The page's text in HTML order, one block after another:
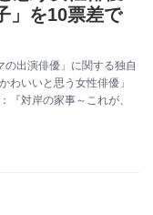
」を10票差で
出演俳優」に関する独自
わいいと思う女性俳優」
『対岸の家事～これが、